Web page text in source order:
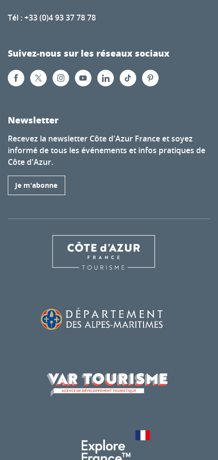
Tél : +33 (0)4 93 37 78 78
Suivez-nous sur les réseaux sociaux
Newsletter
Recevez la newsletter Côte d'Azur France et soyez
informé de tous les événements et infos pratiques de
Côte d'Azur.
Je m'abonne